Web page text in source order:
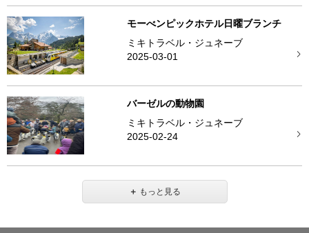
モーべンピックホテル日曜ブランチ
ミキトラベル・ジュネーブ
2025-03-01
バーゼルの動物園
ミキトラベル・ジュネーブ
2025-02-24
＋ もっと見る